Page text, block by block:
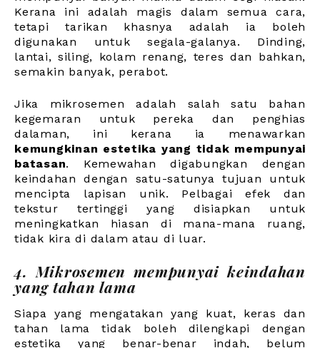
Kerana ini adalah magis dalam semua cara,
tetapi tarikan khasnya adalah ia boleh
digunakan untuk segala-galanya. Dinding,
lantai, siling, kolam renang, teres dan bahkan,
semakin banyak, perabot.
Jika mikrosemen adalah salah satu bahan
kegemaran untuk pereka dan penghias
dalaman, ini kerana ia menawarkan
kemungkinan estetika yang tidak mempunyai
batasan. Kemewahan digabungkan dengan
keindahan dengan satu-satunya tujuan untuk
mencipta lapisan unik. Pelbagai efek dan
tekstur tertinggi yang disiapkan untuk
meningkatkan hiasan di mana-mana ruang,
tidak kira di dalam atau di luar.
4. Mikrosemen mempunyai keindahan
yang tahan lama
Siapa yang mengatakan yang kuat, keras dan
tahan lama tidak boleh dilengkapi dengan
estetika yang benar-benar indah, belum